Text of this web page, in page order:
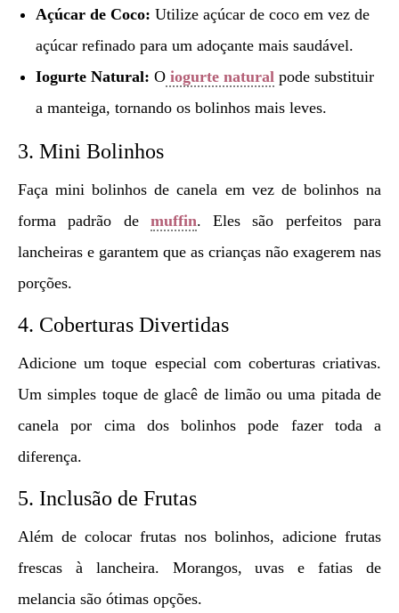
Açúcar de Coco: Utilize açúcar de coco em vez de
açúcar refinado para um adoçante mais saudável.
Iogurte Natural: O iogurte natural pode substituir
a manteiga, tornando os bolinhos mais leves.
3. Mini Bolinhos
Faça mini bolinhos de canela em vez de bolinhos na
forma padrão de muffin. Eles são perfeitos para
lancheiras e garantem que as crianças não exagerem nas
porções.
4. Coberturas Divertidas
Adicione um toque especial com coberturas criativas.
Um simples toque de glacê de limão ou uma pitada de
canela por cima dos bolinhos pode fazer toda a
diferença.
5. Inclusão de Frutas
Além de colocar frutas nos bolinhos, adicione frutas
frescas à lancheira. Morangos, uvas e fatias de
melancia são ótimas opções.